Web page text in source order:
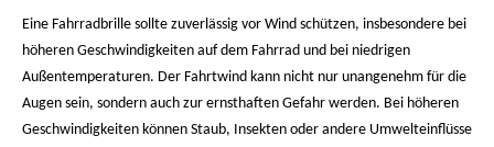
Eine Fahrradbrille sollte zuverlässig vor Wind schützen, insbesondere bei
höheren Geschwindigkeiten auf dem Fahrrad und bei niedrigen
Außentemperaturen. Der Fahrtwind kann nicht nur unangenehm für die
Augen sein, sondern auch zur ernsthaften Gefahr werden. Bei höheren
Geschwindigkeiten können Staub, Insekten oder andere Umwelteinflüsse